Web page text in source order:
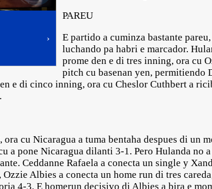
›
PAREU
E partido a cuminza bastante
luchando pa habri e marcador.
prome den e di tres inning, ora cu
pitch cu basenan yen, permitiendo
e di cinco inning, ora cu Cheslor Cuthbert a
cu Nicaragua a tuma bentaha despues di un
a pone Nicaragua dilanti 3-1. Pero Hulanda no
Ceddanne Rafaela a conecta un single y
Albies a conecta un home run di tres
4-3. E homerun decisivo di Albies a bira e